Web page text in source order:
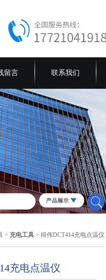
留言 联系我们
>充电工具 > 得伟DCT414充电点温仪
充电点温仪